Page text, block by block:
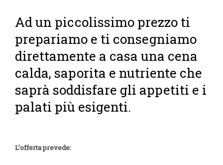
Ad un piccolissimo prezzo ti
prepariamo e ti consegniamo
direttamente a casa una cena
calda, saporita e nutriente che
saprà soddisfare gli appetiti e i
palati più esigenti.
L’offerta prevede: